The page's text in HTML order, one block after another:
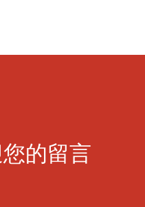
的留言